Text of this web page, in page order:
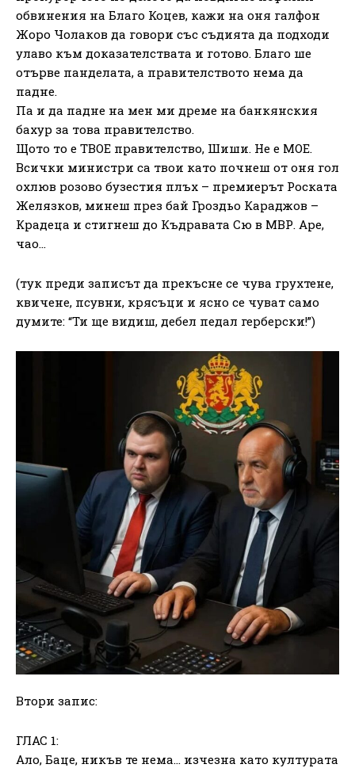
обвинения на Благо Коцев, кажи на оня галфон
Жоро Чолаков да говори със съдията да подходи
улаво към доказателствата и готово. Благо ше
отърве панделата, а правителството нема да
падне.
Па и да падне на мен ми дреме на банкянския
бахур за това правителство.
Щото то е ТВОЕ правителство, Шиши. Не е МОЕ.
Всички министри са твои като почнеш от оня гол
охлюв розово бузестия плъх – премиерът Роската
Желязков, минеш през бай Гроздьо Караджов –
Крадеца и стигнеш до Къдравата Сю в МВР. Аре,
чао…
(тук преди записът да прекъсне се чува грухтене,
квичене, псувни, крясъци и ясно се чуват само
думите: “Ти ще видиш, дебел педал герберски!”)
Втори запис:
ГЛАС 1:
Ало, Баце, никъв те нема… изчезна като културата